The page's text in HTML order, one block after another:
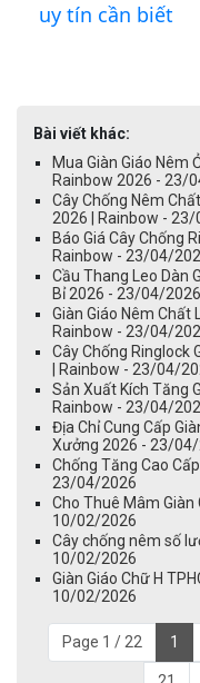
uy tín cần biết
Bài viết khác:
Mua Giàn Giáo Nêm
Rainbow 2026 - 23/
Cây Chống Nêm
2026 | Rainbow -
Báo Giá Cây Chống
Rainbow - 23/04/
Cầu Thang Leo Dàn
Bỉ 2026 - 23/04/2026
Giàn Giáo Nêm Chất
Rainbow - 23/04/
Cây Chống Ringlock
| Rainbow - 23/04/
Sản Xuất Kích Tăng
Rainbow - 23/04/
Địa Chỉ Cung Cấp
Xưởng 2026 - 23/
Chống Tăng Cao
23/04/2026
Cho Thuê Mâm Giàn
10/02/2026
Cây chống nêm số
10/02/2026
Giàn Giáo Chữ H
10/02/2026
Page 1 / 22 1